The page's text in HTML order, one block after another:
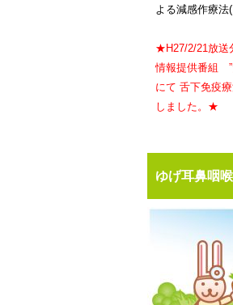
よる減感作療法
★H27/2/21放
情報提供番組
にて 舌下免疫
しました。★
ゆげ耳鼻咽